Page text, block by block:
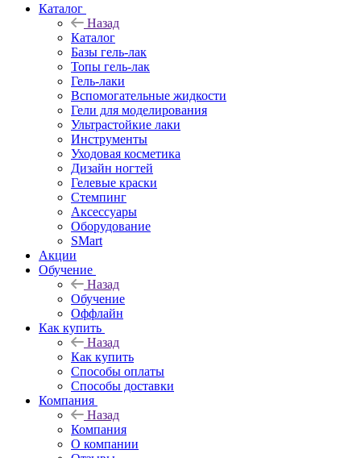
Каталог
Назад
Каталог
Базы гель-лак
Топы гель-лак
Гель-лаки
Вспомогательные жидкости
Гели для моделирования
Ультрастойкие лаки
Инструменты
Уходовая косметика
Дизайн ногтей
Гелевые краски
Стемпинг
Аксессуары
Оборудование
SMart
Акции
Обучение
Назад
Обучение
Оффлайн
Как купить
Назад
Как купить
Способы оплаты
Способы доставки
Компания
Назад
Компания
О компании